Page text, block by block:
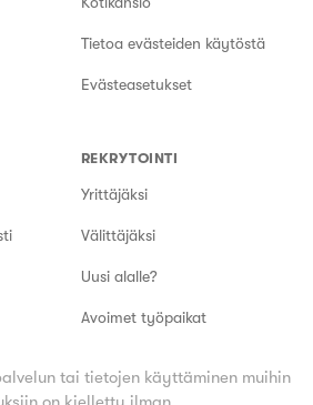
Tietoa evästeiden käytöstä
Evästeasetukset
REKRYTOINTI
Yrittäjäksi
Välittäjäksi
Uusi alalle?
Avoimet työpaikat
tai tietojen käyttäminen muihin